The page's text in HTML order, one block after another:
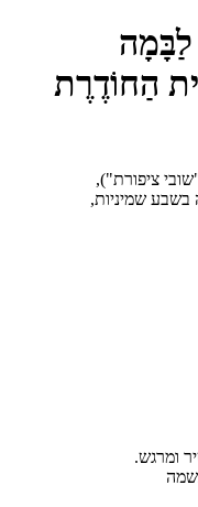
לַבָּמָה
הַחוֹדֶרֶת
ציפורת"),
בשבע שמיניות,
ומרגש.